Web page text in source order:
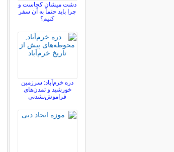
دشت میشان کجاست و
چرا باید حتماً به آن سفر
کنیم؟
دره خرم‌آباد: سرزمین
خورشید و تمدن‌های
فراموش‌نشدنی